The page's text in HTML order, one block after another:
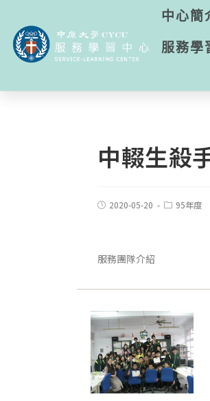
中心簡
服務學
中輟生殺
2020-05-20 95年度
服務團隊介紹